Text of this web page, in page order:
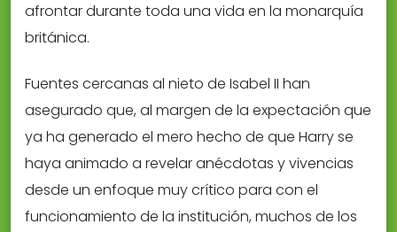
afrontar durante toda una vida en la monarquía
británica.
Fuentes cercanas al nieto de Isabel II han
asegurado que, al margen de la expectación que
ya ha generado el mero hecho de que Harry se
haya animado a revelar anécdotas y vivencias
desde un enfoque muy crítico para con el
funcionamiento de la institución, muchos de los